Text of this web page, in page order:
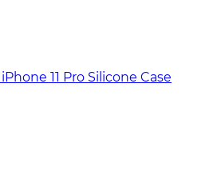
11 Pro Silicone Case